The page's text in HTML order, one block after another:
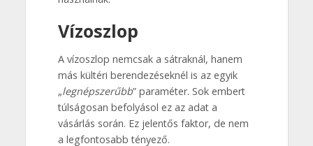
Vízoszlop
A vízoszlop nemcsak a sátraknál, hanem
más kültéri berendezéseknél is az egyik
„legnépszerűbb” paraméter. Sok embert
túlságosan befolyásol ez az adat a
vásárlás során. Ez jelentős faktor, de nem
a legfontosabb tényező.